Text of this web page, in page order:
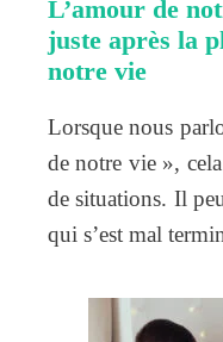
L’amour de
juste après la
notre vie
Lorsque nous
de notre vie »,
de situations. Il
qui s’est mal